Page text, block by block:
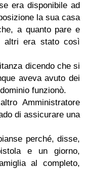
era disponibile ad
la sua casa
a quanto pare e
altri era stato così
dicendo che si
aveva avuto dei
funzionò.
Amministratore
di assicurare una
perché, disse,
e un giorno,
al completo,